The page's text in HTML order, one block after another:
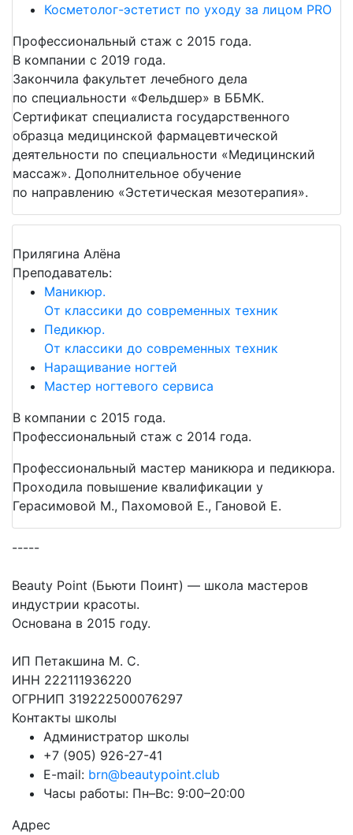
Косметолог-эстетист по уходу за лицом PRO
Профессиональный стаж с 2015 года.
В компании с 2019 года.
Закончила факультет лечебного дела
по специальности «Фельдшер» в ББМК.
Сертификат специалиста государственного
образца медицинской фармацевтической
деятельности по специальности «Медицинский
массаж». Дополнительное обучение
по направлению «Эстетическая мезотерапия».
Прилягина Алёна
Преподаватель:
Маникюр.
От классики до современных техник
Педикюр.
От классики до современных техник
Наращивание ногтей
Мастер ногтевого сервиса
В компании с 2015 года.
Профессиональный стаж с 2014 года.
Профессиональный мастер маникюра и педикюра.
Проходила повышение квалификации у
Герасимовой М., Пахомовой Е., Гановой Е.
-----
Beauty Point (Бьюти Поинт) — школа мастеров
индустрии красоты.
Основана в 2015 году.
ИП Петакшина М. С.
ИНН 222111936220
ОГРНИП 319222500076297
Контакты школы
Администратор школы
+7 (905) 926-27-41
E-mail: brn@beautypoint.club
Часы работы: Пн–Вс: 9:00–20:00
Адрес